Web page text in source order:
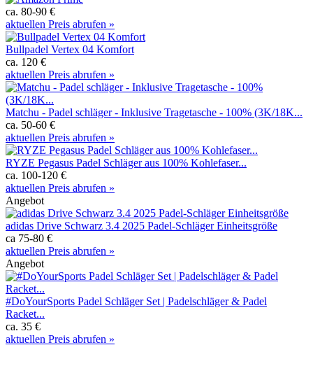
ca. 80-90 €
aktuellen Preis abrufen »
Bullpadel Vertex 04 Komfort
ca. 120 €
aktuellen Preis abrufen »
Matchu - Padel schläger - Inklusive Tragetasche - 100% (3K/18K...
ca. 50-60 €
aktuellen Preis abrufen »
RYZE Pegasus Padel Schläger aus 100% Kohlefaser...
ca. 100-120 €
aktuellen Preis abrufen »
Angebot
adidas Drive Schwarz 3.4 2025 Padel-Schläger Einheitsgröße
ca 75-80 €
aktuellen Preis abrufen »
Angebot
#DoYourSports Padel Schläger Set | Padelschläger & Padel
Racket...
ca. 35 €
aktuellen Preis abrufen »